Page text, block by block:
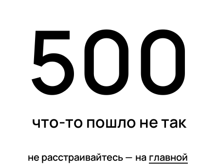
500
что-то пошло не так
не расстраивайтесь — на главной